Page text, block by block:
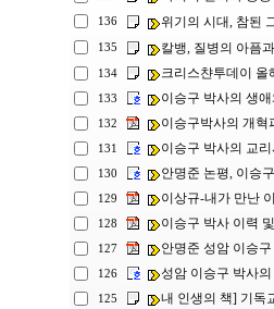
136 위기의 시대, 참된
135 칼뱅, 질병의 아픔
134 크리스챤투데이 올
133 이승구 박사의 생
132 이승구박사의 개혁
131 이승구 박사의 교
130 안명준 논평, 이승
129 이상규-내가 만난
128 이승구 박사 이력
127 안명준 성암 이승
126 성암 이승구 박사
125 내 인생의 책] 기독